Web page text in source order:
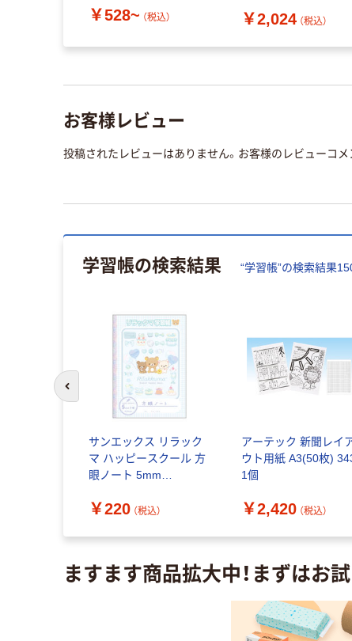
￥528~ （税込） ￥2,024 （税込）
お客様レビュー
投稿されたレビューはありません。お客様のレビューコメ
学習帳の検索結果 “学習帳”の検索結果
サンエックス リラック
マ ハッピースクール 方
眼ノート 5mm
￥220 （税込）
アーテック 新聞レイ
ウト用紙 A3(50枚)
1個
￥2,420 （税込）
前のスライドへ
ますます商品拡大中！まずはお